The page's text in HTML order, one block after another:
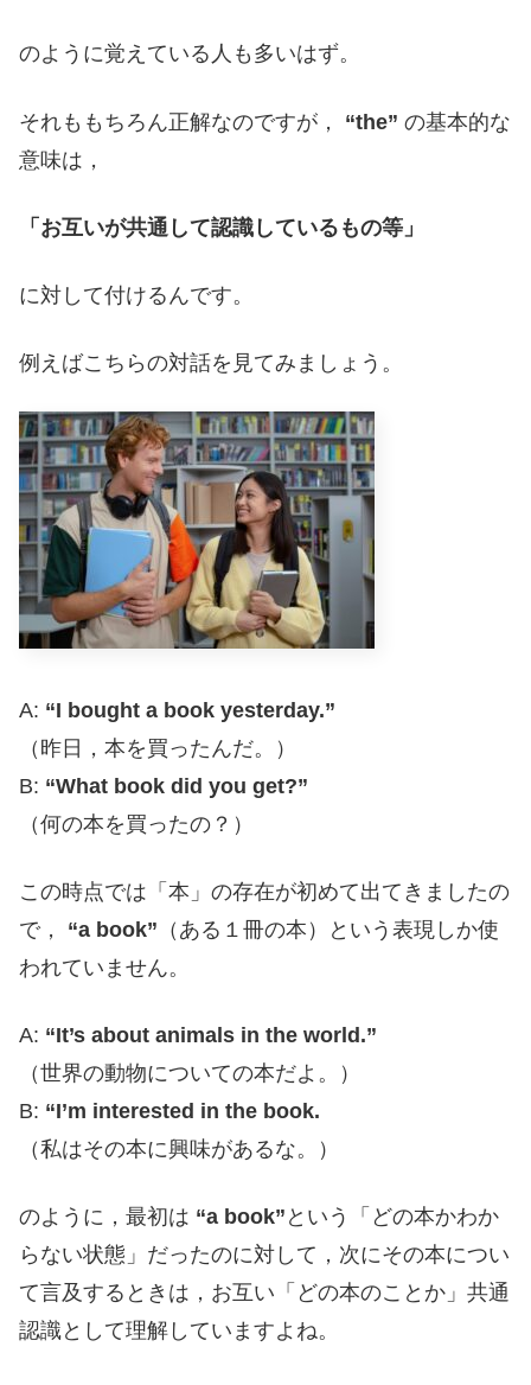
のように覚えている人も多いはず。
それももちろん正解なのですが， “the” の基本的な
意味は，
「お互いが共通して認識しているもの等」
に対して付けるんです。
例えばこちらの対話を見てみましょう。
A: “I bought a book yesterday.”
（昨日，本を買ったんだ。）
B: “What book did you get?”
（何の本を買ったの？）
この時点では「本」の存在が初めて出てきましたの
で，
“a book” （ある１冊の本）という表現しか使
われていません。
A: “It’s about animals in the world.”
（世界の動物についての本だよ。）
B: “I’m interested in the book.
（私はその本に興味があるな。）
のように，最初は “a book” という「どの本かわか
らない状態」だったのに対して，次にその本につい
て言及するときは，お互い「どの本のことか」共通
認識として理解していますよね。